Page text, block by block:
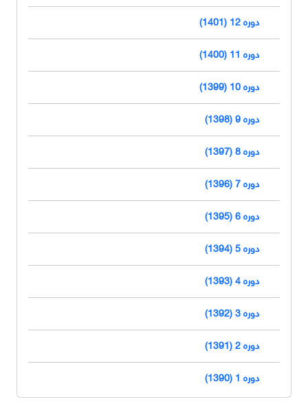
دوره 12 (1401)
دوره 11 (1400)
دوره 10 (1399)
دوره 9 (1398)
دوره 8 (1397)
دوره 7 (1396)
دوره 6 (1395)
دوره 5 (1394)
دوره 4 (1393)
دوره 3 (1392)
دوره 2 (1391)
دوره 1 (1390)